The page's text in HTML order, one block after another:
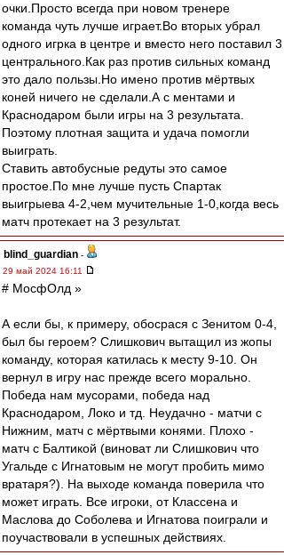
очки.Просто всегда при новом тренере
команда чуть лучше играет.Во вторых убрал
одного игрка в центре и вместо него поставил 3
центрального.Как раз против сильных команд
это дало пользы.Но имено против мёртвых
коней ничего не сделали.А с ментами и
Краснодаром были игры на 3 результата.
Поэтому плотная защита и удача помогли
выиграть.
Ставить автобусные редуты это самое
простое.По мне лучше пусть Спартак
выигрыева 4-2,чем мучительные 1-0,когда весь
матч протекает на 3 результат.
blind_guardian -
29 май 2024 16:11
# МосфОлд »
А если бы, к примеру, обосрася с Зенитом 0-4,
был бы героем? Слишкович вытащил из жопы
команду, которая катилась к месту 9-10. Он
вернул в игру нас прежде всего морально.
Победа нам мусорами, победа над
Краснодаром, Локо и тд. Неудачно - матчи с
Нижним, матч с мёртвыми конями. Плохо -
матч с Балтикой (виноват ли Слишкович что
Угальде с Игнатовым не могут пробить мимо
вратаря?). На выходе команда поверила что
может играть. Все игроки, от Классена и
Маслова до Соболева и Игнатова поиграли и
поучаствовали в успешных действиях.